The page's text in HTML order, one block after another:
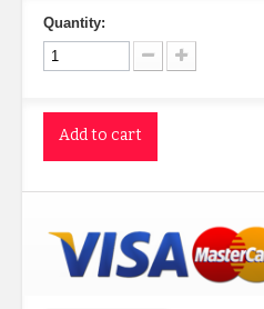
Quantity:
Add to cart